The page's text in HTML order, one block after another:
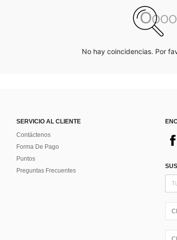
No hay coincidencias. Por
SERVICIO AL CLIENTE
Contáctenos
Forma De Pago
Puntos
Preguntas Frecuentes